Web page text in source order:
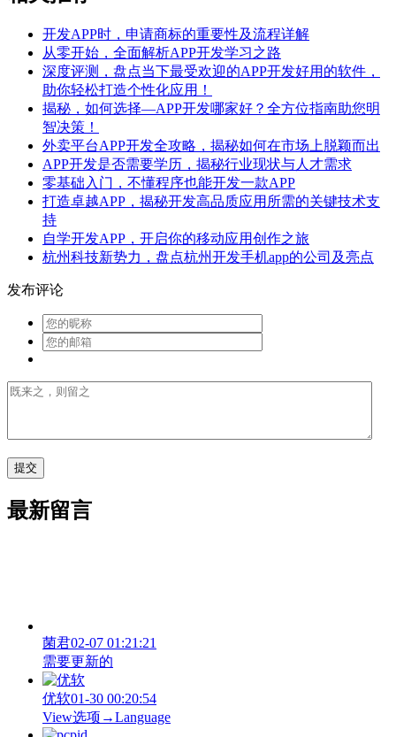
开发APP时，申请商标的重要性及流程详解
从零开始，全面解析APP开发学习之路
深度评测，盘点当下最受欢迎的APP开发好用的软件，
助你轻松打造个性化应用！
揭秘，如何选择—APP开发哪家好？全方位指南助您明
智决策！
外卖平台APP开发全攻略，揭秘如何在市场上脱颖而出
APP开发是否需要学历，揭秘行业现状与人才需求
零基础入门，不懂程序也能开发一款APP
打造卓越APP，揭秘开发高品质应用所需的关键技术支
持
自学开发APP，开启你的移动应用创作之旅
杭州科技新势力，盘点杭州开发手机app的公司及亮点
发布评论
最新留言
菌君02-07 01:21:21
需要更新的
优软01-30 00:20:54
View‌选项→Language